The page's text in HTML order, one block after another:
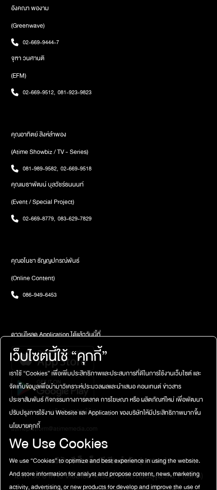
อังคณา พองาม
(Greenwave)
02-669-9444-7
จุฑา วนศานติ
(EFM)
02-669-9512, 081-923-9823
คุณอาทิตย์ สิงห์ลำพอง
(Atime Showbiz / TV - Series)
081-989-9582, 02-669-9518
คุณเมธาพัฒน์ บุลวัชร์ธนนนท์
(Event / Special Project)
02-669-8779, 083-629-7829
คุณอโนชา ธัญญปกรณ์พันธ์
(Online Content)
086-949-6453
ดาวน์โหลด Application ได้แล้ววันนี้ที่
ติดต่อสอบถาม / แจ้งปัญหาการใช้งาน
atimeplatform@atimemedia.com
บริษัท จีเอ็มเอ็ม มีเดีย จำกัด (มหาชน)
เลขที่ 50 อาคาร จีเอ็มเอ็ม แกรมมี่ เพลส ถนนสุขุมวิท21 (อโศก)
เว็บไซต์นี้ใช้ “คุกกี้”
เราใช้ “Cookies” เพื่อเพิ่มประสิทธิภาพและประสบการที่ดีในการใช้งานเว็บไซต์ และ
จัดเก็บข้อมูลเพื่อนำมาวิเคราะห์ประมวลผลและนำเสนอ คอนเทนต์ ข่าวสาร
ประชาสัมพันธ์ กิจกรรมทางการตลาด การโฆษณา หรือ ผลิตภัณฑ์ใหม่ เพื่อพัฒนา
ปรับปรุงการใช้งาน Website และ Application ของบริษัทให้มีประสิทธิภาพมากขึ้น
นโยบายคุกกี้
We Use Cookies
We use “Cookies” to optimize and best experience in using the website.
And store information for analyst and propose content, news, marketing
activity, advertising, or new products for develop and improve the use of